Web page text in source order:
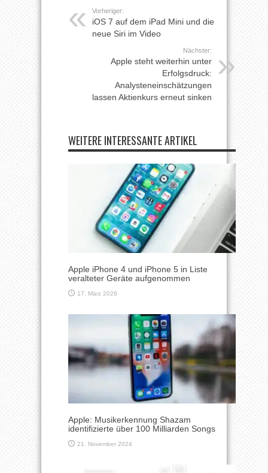
Vorheriger:
iOS 7 auf dem iPad Mini und die
neue Siri im Video
Nächster:
Apple steht weiterhin unter
Erfolgsdruck:
Analysteneinschätzungen
lassen Aktienkurs erneut sinken
WEITERE INTERESSANTE ARTIKEL
Apple iPhone 4 und iPhone 5 in Liste
veralteter Geräte aufgenommen
17. März 2026
Apple: Musikerkennung Shazam
identifizierte über 100 Milliarden Songs
21. November 2024